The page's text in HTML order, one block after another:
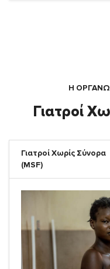
Η
Γιατροί
Γιατροί Χωρίς Σύνορα
(MSF)